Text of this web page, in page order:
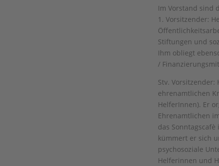
Im Vorstand sind
1. Vorsitzender:
Stiftungen und
Ihm obliegt
/
Stv.
ehrenamtlichen
HelferInnen). Er
Ehrenamtlichen
das Sonntagscafè
kümmert er sich
psychosoziale
Helferinnen und